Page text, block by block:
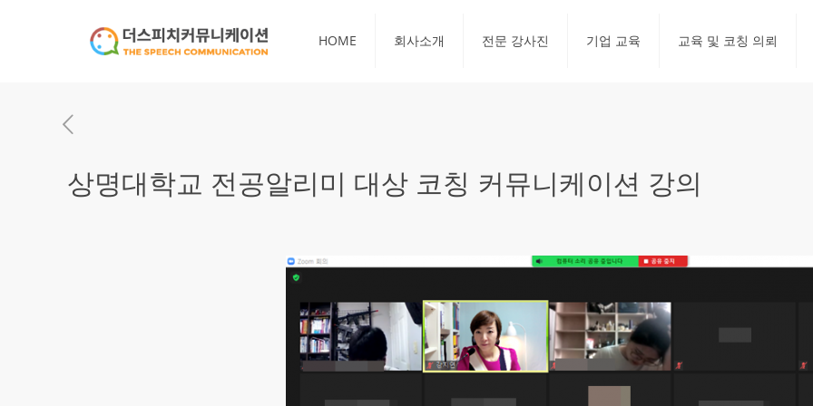
HOME 회사소개 전문 강사진 기업 교육 교육 및 코칭 의뢰
상명대학교 전공알리미 대상 코칭 커뮤니케이션 강의